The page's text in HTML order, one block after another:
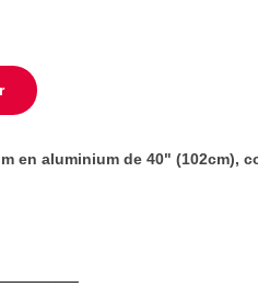
en aluminium de 40" (102cm),